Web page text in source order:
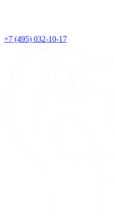
+7 (495) 032-10-17